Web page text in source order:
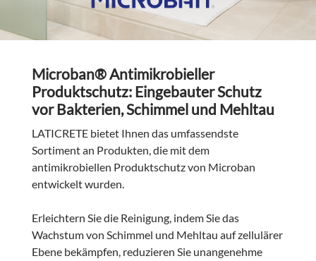
Microban® Antimikrobieller
Produktschutz: Eingebauter Schutz
vor Bakterien, Schimmel und Mehltau
LATICRETE bietet Ihnen das umfassendste
Sortiment an Produkten, die mit dem
antimikrobiellen Produktschutz von Microban
entwickelt wurden.
Erleichtern Sie die Reinigung, indem Sie das
Wachstum von Schimmel und Mehltau auf zellulärer
Ebene bekämpfen, reduzieren Sie unangenehme